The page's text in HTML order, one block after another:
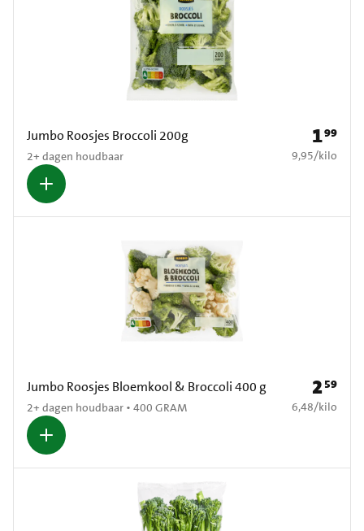
Jumbo Roosjes Broccoli 200g
2+ dagen houdbaar
Prijs: €
199
€ 9,95 per kilo
9,95/kilo
Jumbo Roosjes Bloemkool & Broccoli 400 g
2+ dagen houdbaar • 400 GRAM
Prijs: €
259
€ 6,48 per kilo
6,48/kilo